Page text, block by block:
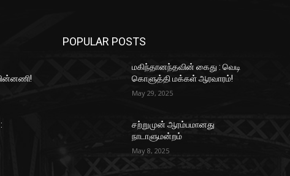
POPULAR POSTS
மகிந்தானந்தவின் கைது : வெடி
கொளுத்தி மக்கள் ஆரவாரம்!
May 29, 2025
சற்றுமுன் ஆரம்பமானது
நாடாளுமன்றம்
May 8, 2025